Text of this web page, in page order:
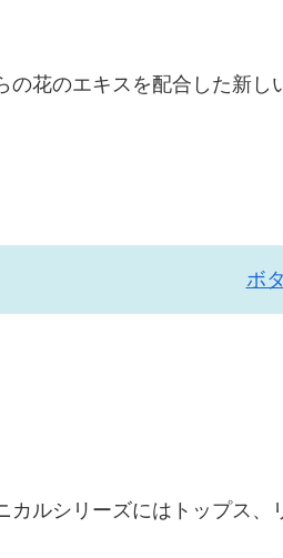
の花のエキスを配合した新
ボ
カルシリーズにはトップス、